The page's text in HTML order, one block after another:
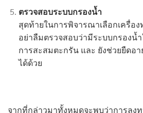
ตรวจสอบระบบกรองน้ำ
สุดท้ายในการพิจารณาเลือกเครื่อ
อย่าลืมตรวจสอบว่ามีระบบกรองน้
การสะสมตะกรัน และ ยังช่วยยืดอา
ได้ด้วย
จากที่กล่าวมาทั้งหมดจะพบว่าการลง